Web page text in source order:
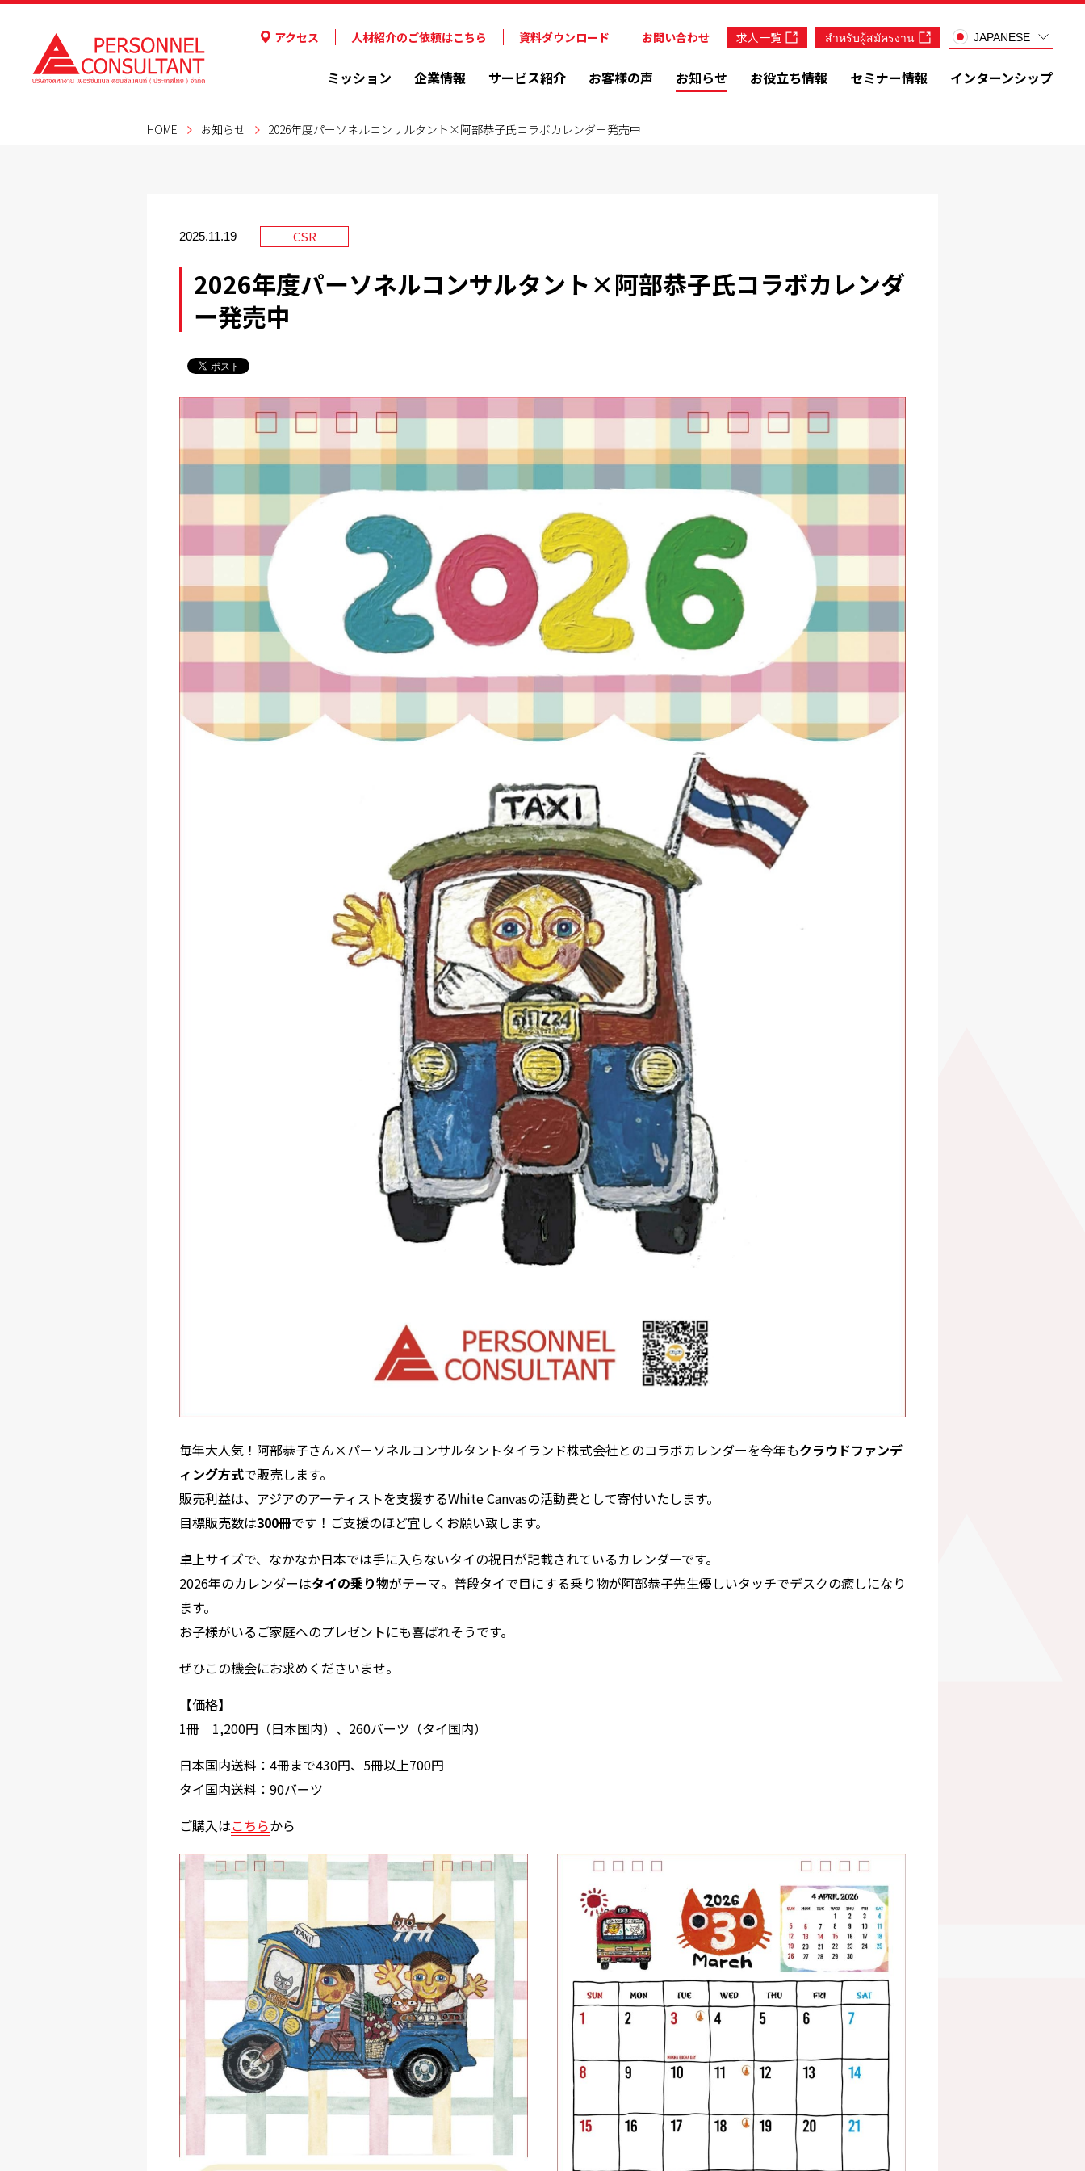
アクセス 人材紹介のご依頼はこちら 資料ダウンロード お問い合わせ 求人一覧 สำหรับผู้สมัครงาน JAPANESE
ミッション 企業情報 サービス紹介 お客様の声 お知らせ お役立ち情報 セミナー情報 インターンシップ
HOME お知らせ 2026年度パーソネルコンサルタント×阿部恭子氏コラボカレンダー発売中
2025.11.19 CSR
2026年度パーソネルコンサルタント×阿部恭子氏コラボカレンダ
ー発売中
毎年大人気！阿部恭子さん×パーソネルコンサルタントタイランド株式会社とのコラボカレンダーを今年もクラウドファンデ
ィング方式で販売します。
販売利益は、アジアのアーティストを支援するWhite Canvasの活動費として寄付いたします。
目標販売数は300冊です！ご支援のほど宜しくお願い致します。
卓上サイズで、なかなか日本では手に入らないタイの祝日が記載されているカレンダーです。
2026年のカレンダーはタイの乗り物がテーマ。普段タイで目にする乗り物が阿部恭子先生優しいタッチでデスクの癒しになり
ます。
お子様がいるご家庭へのプレゼントにも喜ばれそうです。
ぜひこの機会にお求めくださいませ。
【価格】
1冊 1,200円（日本国内）、260バーツ（タイ国内）
日本国内送料：4冊まで430円、5冊以上700円
タイ国内送料：90バーツ
ご購入はこちらから